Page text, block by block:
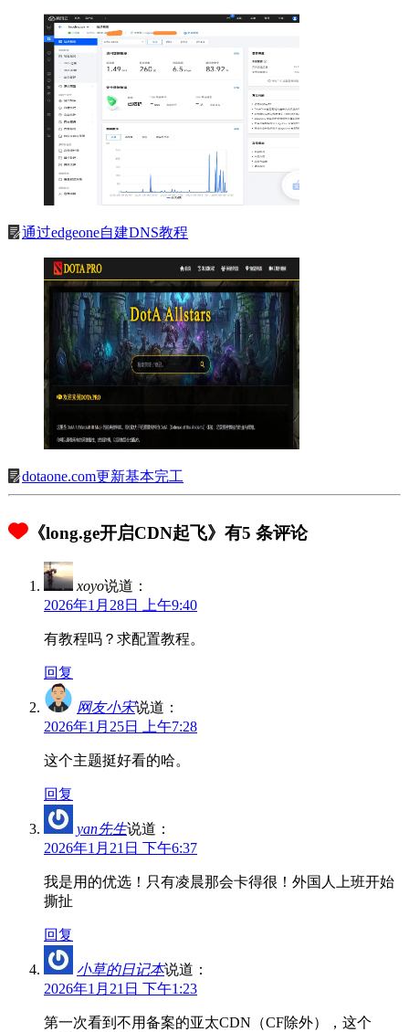
《long.ge开启CDN起飞》有5 条评论
xoyo说道：
2026年1月28日 上午9:40
有教程吗？求配置教程。
回复
网友小宋说道：
2026年1月25日 上午7:28
这个主题挺好看的哈。
回复
yan先生说道：
2026年1月21日 下午6:37
我是用的优选！只有凌晨那会卡得很！外国人上班开始
撕扯
回复
小草的日记本说道：
2026年1月21日 下午1:23
第一次看到不用备案的亚太CDN（CF除外），这个
通过edgeone自建DNS教程
dotaone.com更新基本完工